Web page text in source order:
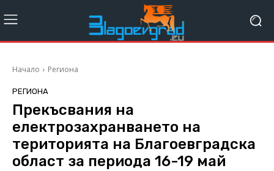
Начало Региона
РЕГИОНА
Прекъсвания на
електрозахранването на
територията на Благоевградска
област за периода 16-19 май